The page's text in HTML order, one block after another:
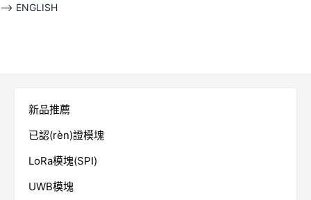
--> ENGLISH
新品推薦
已認(rèn)證模塊
LoRa模塊(SPI)
UWB模塊